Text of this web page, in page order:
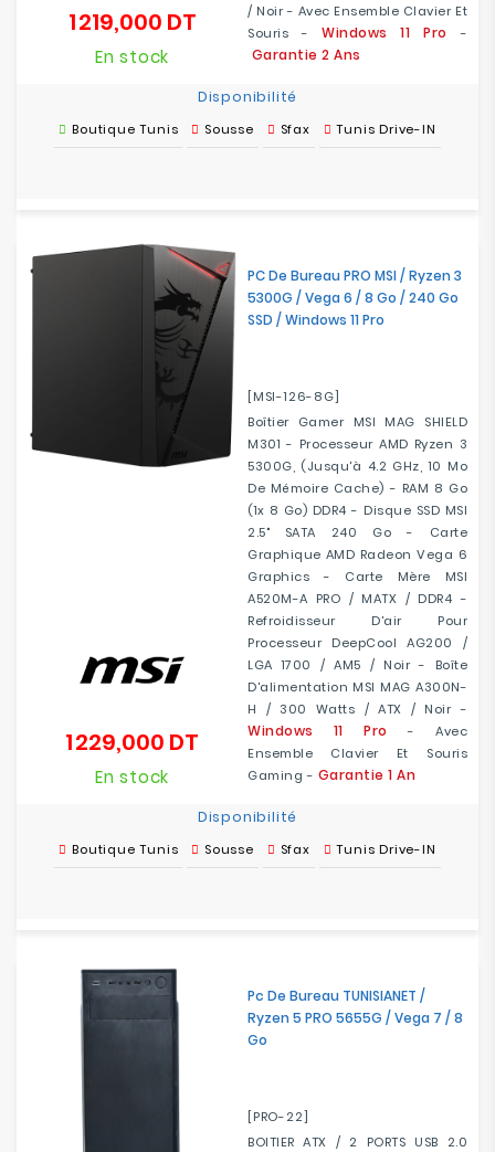
/ Noir - Avec Ensemble Clavier Et
Souris -Windows 11 Pro -
Garantie 2 Ans
1 219,000 DTPrix
En stock
Disponibilité
Boutique Tunis Sousse Sfax Tunis Drive-IN
PC De Bureau PRO MSI / Ryzen 3
5300G / Vega 6 / 8 Go / 240 Go
SSD / Windows 11 Pro
[MSI-126-8G]
Boîtier Gamer MSI MAG SHIELD
M301 - Processeur AMD Ryzen 3
5300G, (Jusqu'à 4.2 GHz, 10 Mo
De Mémoire Cache) - RAM 8 Go
(1x 8 Go) DDR4 - Disque SSD MSI
2.5" SATA 240 Go - Carte
Graphique AMD Radeon Vega 6
Graphics - Carte Mère MSI
A520M-A PRO / MATX / DDR4 -
Refroidisseur D'air Pour
Processeur DeepCool AG200 /
LGA 1700 / AM5 / Noir - Boîte
D'alimentation MSI MAG A300N-
H / 300 Watts / ATX / Noir -
Windows 11 Pro
- Avec
Ensemble Clavier Et Souris
Gaming - Garantie 1 An
1 229,000 DT
En stock
Disponibilité
Boutique Tunis Sousse Sfax Tunis Drive-IN
Pc De Bureau TUNISIANET /
Ryzen 5 PRO 5655G / Vega 7 / 8
Go
[PRO-22]
BOITIER ATX / 2 PORTS USB 2.0